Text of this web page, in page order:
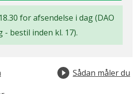
for afsendelse i dag (DAO
- bestil inden kl. 17).
Sådan måler du